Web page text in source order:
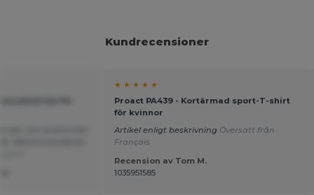
Kundrecensioner
★ ★ ★ ★ ★
Proact PA439 - Kortärmad sport-T-shirt
för kvinnor
Artikel enligt beskrivning Översatt från
Français
Recension av Tom M.
1035951585